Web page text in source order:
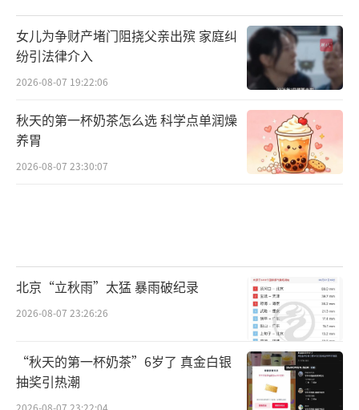
女儿为争财产堵门阻挠父亲出殡 家庭纠
纷引法律介入
2026-08-07 19:22:06
秋天的第一杯奶茶怎么选 科学点单润燥
养胃
2026-08-07 23:30:07
北京“立秋雨”太猛 暴雨破纪录
2026-08-07 23:26:26
“秋天的第一杯奶茶”6岁了 真金白银
抽奖引热潮